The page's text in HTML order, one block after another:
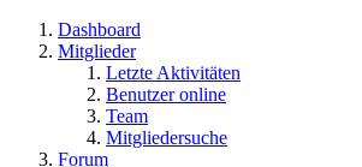
Dashboard
Mitglieder
Letzte Aktivitäten
Benutzer online
Team
Mitgliedersuche
Forum